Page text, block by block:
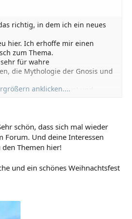
richtig, in dem ich ein neues
hier. Ich erhoffe mir einen
zum Thema.
für wahre
die Mythologie der Gnosis und
ist Illuminatus! und
anklicken....
schön, dass sich mal wieder
Forum. Und deine Interessen
Themen hier!
und ein schönes Weihnachtsfest